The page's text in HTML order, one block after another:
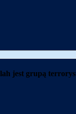
jest grupą